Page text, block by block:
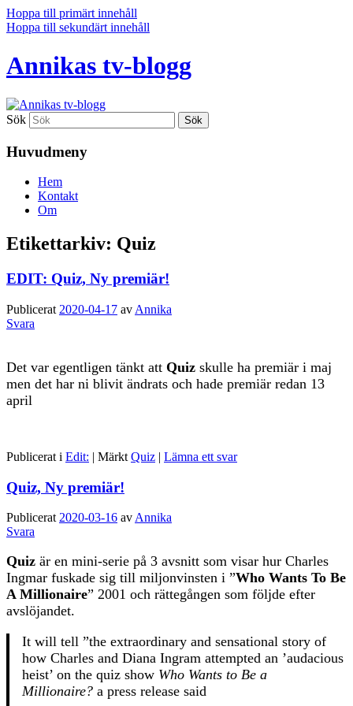
Hoppa till primärt innehåll
Hoppa till sekundärt innehåll
Annikas tv-blogg
Sök
Huvudmeny
Hem
Kontakt
Om
Etikettarkiv: Quiz
EDIT: Quiz, Ny premiär!
Publicerat 2020-04-17 av Annika
Svara
Det var egentligen tänkt att Quiz skulle ha premiär i maj
men det har ni blivit ändrats och hade premiär redan 13
april
Publicerat i Edit: | Märkt Quiz | Lämna ett svar
Quiz, Ny premiär!
Publicerat 2020-03-16 av Annika
Svara
Quiz är en mini-serie på 3 avsnitt som visar hur Charles
Ingmar fuskade sig till miljonvinsten i ”Who Wants To Be
A Millionaire” 2001 och rättegången som följde efter
avslöjandet.
It will tell ”the extraordinary and sensational story of
how Charles and Diana Ingram attempted an ’audacious
heist’ on the quiz show Who Wants to Be a
Millionaire? a press release said